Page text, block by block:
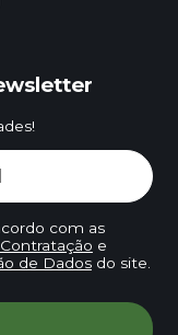
com as
e
de Dadosdo site.